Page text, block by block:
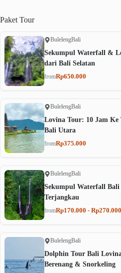
Paket Tour
BulelengBali
Sekumpul Waterfall &
dari Bali Selatan
fromRp650.000
BulelengBali
Lovina Tour: 10 Jam
Bali Utara
fromRp375.000
BulelengBali
Sekumpul Waterfall
Terjangkau
fromRp170.000 - Rp270.000
BulelengBali
Dolphin Tour Bali
Berenang & Snorkeling